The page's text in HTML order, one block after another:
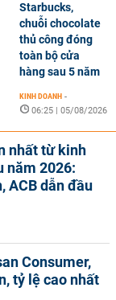
Starbucks,
chuỗi chocolate
thủ công đóng
toàn bộ cửa
hàng sau 5 năm
KINH DOANH -
06:25 | 05/08/2026
nhất từ kinh
năm 2026:
ACB dẫn đầu
Consumer,
tỷ lệ cao nhất